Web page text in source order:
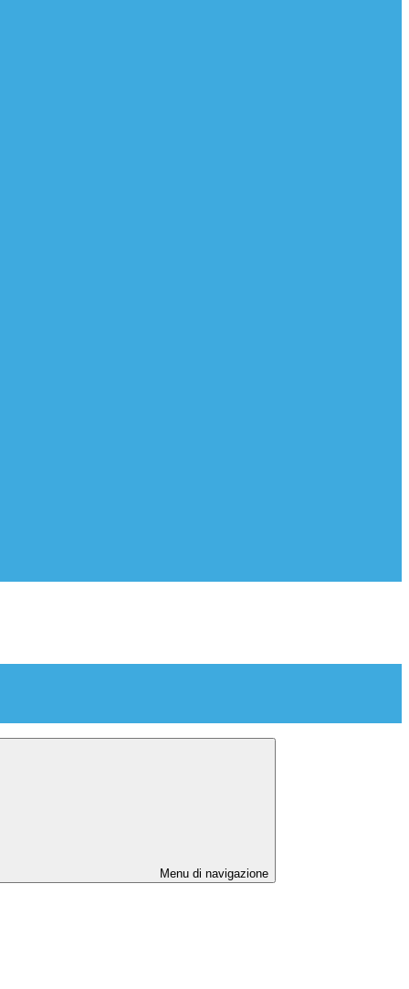
Menu di navigazione